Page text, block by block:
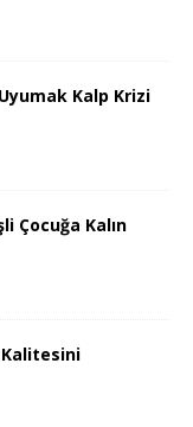
Kalp Krizi
Çocuğa Kalın